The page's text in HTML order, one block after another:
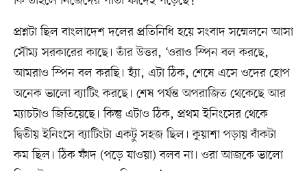
প্রশ্নটা ছিল বাংলাদেশ দলের প্রতিনিধি হয়ে সংবাদ সম্মেলনে আসা
সৌম্য সরকারের কাছে। তাঁর উত্তর, ‘ওরাও স্পিন বল করছে,
আমরাও স্পিন বল করছি। হ্যাঁ, এটা ঠিক, শেষে এসে ওদের হোপ
অনেক ভালো ব্যাটিং করছে। শেষ পর্যন্ত অপরাজিত থেকেছে আর
ম্যাচটাও জিতিয়েছে। কিন্তু এটাও ঠিক, প্রথম ইনিংসের থেকে
দ্বিতীয় ইনিংসে ব্যাটিংটা একটু সহজ ছিল। কুয়াশা পড়ায় বাঁকটা
কম ছিল। ঠিক ফাঁদ (পড়ে যাওয়া) বলব না। ওরা আজকে ভালো